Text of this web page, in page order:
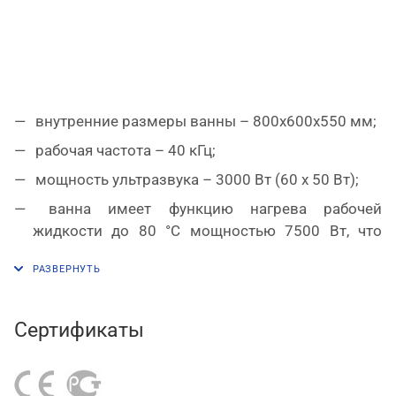
внутренние размеры ванны – 800х600х550 мм;
рабочая частота – 40 кГц;
мощность ультразвука – 3000 Вт (60 x 50 Вт);
ванна имеет функцию нагрева рабочей
жидкости до 80 °С мощностью 7500 Вт, что
и сокращает время на обработку изделий;
панелью управления с блоком кнопок,
цифровое управление позволяет выставить
Сертификаты